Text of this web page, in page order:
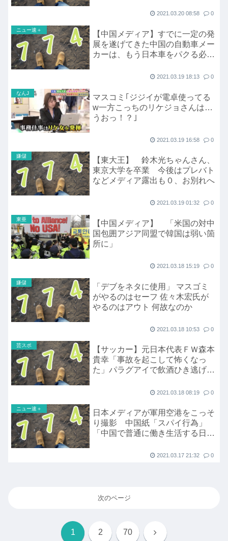
2021.03.20 08:58 0
ニュー速＋
【中国メディア】すでに一定の発
展を遂げてきた中国の自動車メー
カーは、もう日本車をパクる必要
2021.03.19 18:13 0
なんJ
マスコミ｢ジジイが電卓使ってる
w一方こっちのリケジョさんは…
うおっ！？｣
2021.03.19 16:58 0
嫌儲
【東大王】 鈴木光ちゃんさん、
東京大学を卒業 今後はプレバト
などメディア露出も０、お別れへ
2021.03.19 01:32 0
東亜
【中国メディア】 「米国の対中
国包囲アジア同盟で韓国は弱い箇
所に」
2021.03.18 15:19 0
嫌儲
「デブをネタに使用」 マスゴミ
がやるのはセーフ 佐々木宏氏が
やるのはアウト 何故なのか
2021.03.18 10:53 0
芸スポ
【サッカー】元日本代表ＦＷ森本
貴幸「事故を起こして怖くなっ
た」パラグアイで飲酒ひき逃げ疑
2021.03.18 08:19 0
ニュー速＋
日本メディアが軍用空港をこっそ
り撮影 中国紙「スパイ行為」
「中国で普通に働き生活する日本
2021.03.17 21:32 0
次のページ
1 2 70 次